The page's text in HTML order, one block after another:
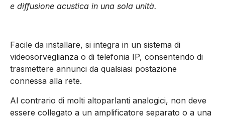
e diffusione acustica in una sola unità.
Facile da installare, si integra in un sistema di
videosorveglianza o di telefonia IP, consentendo di
trasmettere annunci da qualsiasi postazione
connessa alla rete.
Al contrario di molti altoparlanti analogici, non deve
essere collegato a un amplificatore separato o a una